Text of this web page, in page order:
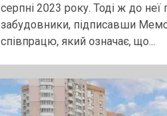
серпні 2023 року. Тоді ж до неї
забудовники, підписавши
співпрацю, який означає, що...